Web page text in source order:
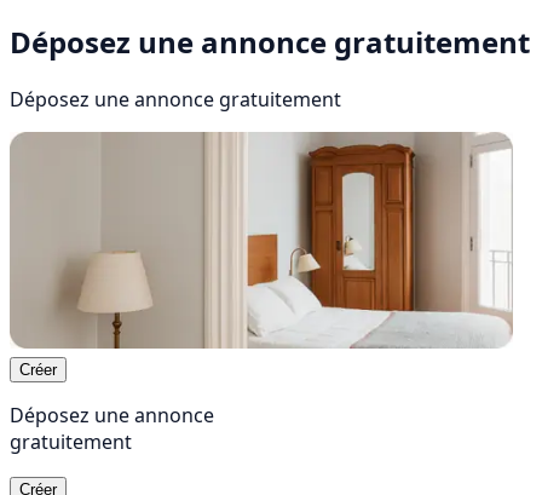
Déposez une annonce gratuitement
Déposez une annonce gratuitement
Créer
Déposez une annonce
gratuitement
Créer